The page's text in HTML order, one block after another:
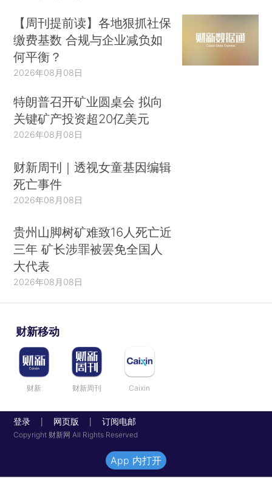
【周刊提前读】各地狠抓社保
缴费基数 合规与企业减负如
何平衡？
2026年08月08日
特朗普召开矿业圆桌会 拟向
关键矿产投资超20亿美元
2026年08月08日
财新周刊｜透视女童基因编辑
死亡事件
2026年08月08日
贵州山脚树矿难致16人死亡近
三年 矿长涉罪被罢免全国人
大代表
2026年08月08日
财新移动
财新 财新周刊 Caixin
登录 网页版 订阅电邮
Copyright 财新网 All Rights Reserved
App 内打开